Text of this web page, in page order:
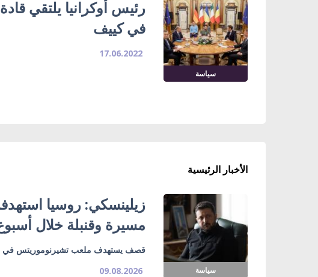
سياسة
رئيس أوكرانيا يلتقي قادة
في كييف
17.06.2022
الأخبار الرئيسية
سياسة
مسيرة وقنبلة خلال
قصف يستهدف ملعب تشيرنوموريتس في
09.08.2026